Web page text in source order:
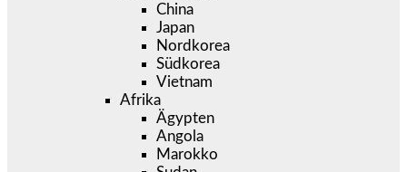
China
Japan
Nordkorea
Südkorea
Vietnam
Afrika
Ägypten
Angola
Marokko